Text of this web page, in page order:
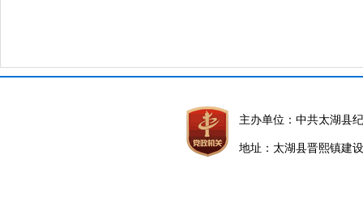
主办单位：中共太湖县
地址：太湖县晋熙镇建